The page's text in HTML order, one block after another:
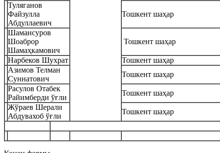
Туляганов
Файзулла
Абдуллаевич
Тошкент шаҳар
Шамансуров
Шоаброр
Шамаҳкамович
Тошкент шаҳар
Нарбеков Шухрат
Тошкент шаҳар
Азимов Телман
Суннатович
Тошкент шаҳар
Расулов Отабек
Райимберди ўғли
Тошкент шаҳар
Жўраев Шерали
Абдувахоб ўғли
Тошкент шаҳар